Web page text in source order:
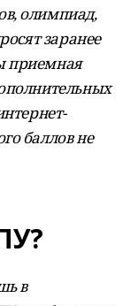
олимпиад,
заранее
приемная
баллов не
в